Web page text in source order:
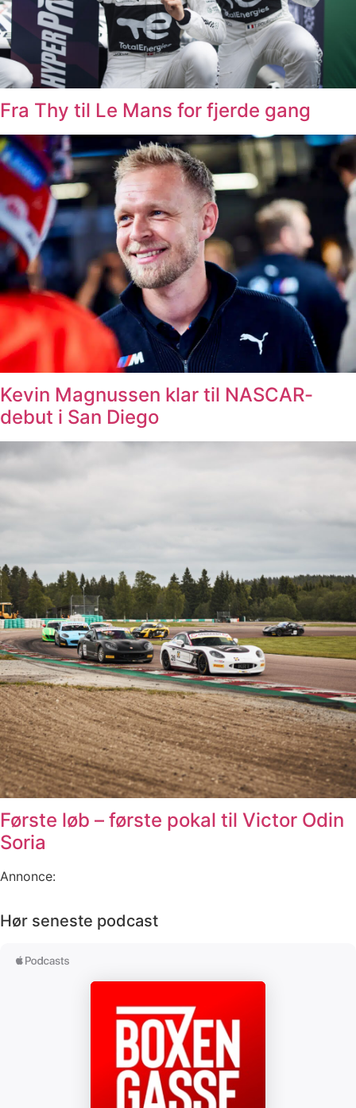
Fra Thy til Le Mans for fjerde gang
Kevin Magnussen klar til NASCAR-
debut i San Diego
Første løb – første pokal til Victor Odin
Soria
Annonce:
Hør seneste podcast